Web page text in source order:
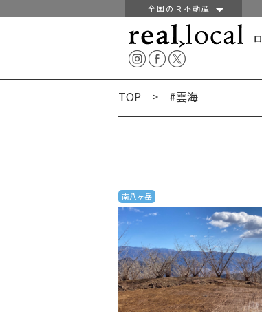
全国のＲ不動産
TOP > #雲海
南八ヶ岳